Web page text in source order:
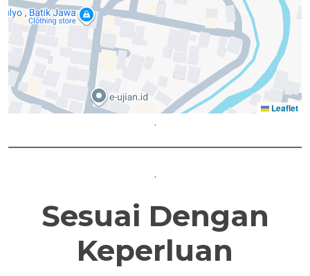
Leaflet
.
.
Sesuai Dengan
Keperluan